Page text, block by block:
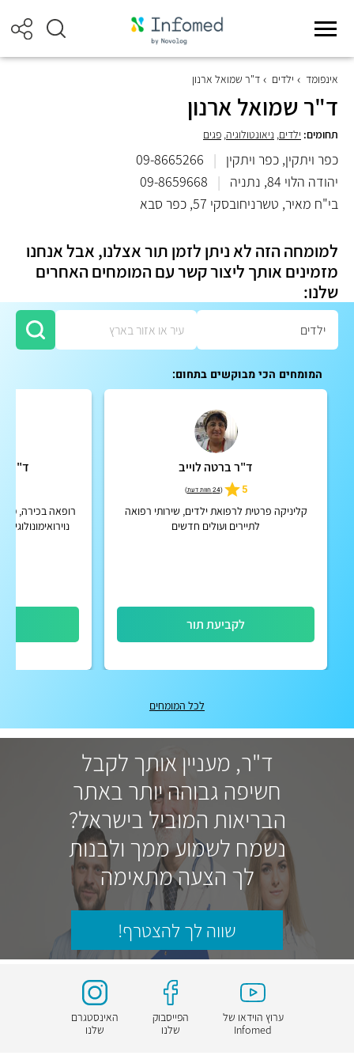
אינפומד ילדים ד"ר שמואל ארנון
ד"ר שמואל ארנון
תחומים: ילדים, ניאונטולוגיה, פגים
כפר ויתקין, כפר ויתקין |
09-8665266
יהודה הלוי 84, נתניה
|
09-8659668
בי"ח מאיר, טשרניחובסקי 57, כפר סבא
למומחה הזה לא ניתן לזמן תור אצלנו, אבל אנחנו
מזמינים אותך ליצור קשר עם המומחים האחרים
שלנו:
המומחים הכי מבוקשים בתחום:
ד"ר ברטה לוייב
5
(24 חוות דעת )
קליניקה פרטית לרפואת ילדים, שירותי רפואה
לתיירים ועולים חדשים
לקביעת תור
ד"ר
רופאה בכירה,
לכל המומחים
ד"ר, מעניין אותך לקבל
חשיפה גבוהה יותר באתר
הבריאות המוביל בישראל?
נשמח לשמוע ממך ולבנות
לך הצעה מתאימה
שווה לך להצטרף!
ערוץ הוידאו של
Infomed
הפייסבוק
שלנו
האינסטגרם
שלנו